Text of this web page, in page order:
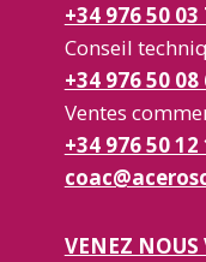
+34 976 50 03
Conseil
+34 976 50 08
Ventes
+34 976 50 12
VENEZ NOUS